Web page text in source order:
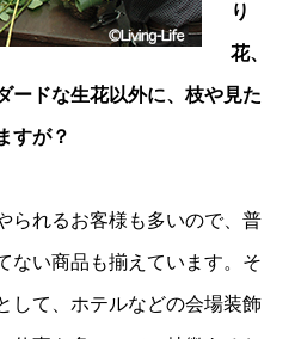
り
花、
ードな生花以外に、枝や見た
すが？
れるお客様も多いので、普
ない商品も揃えています。そ
して、ホテルなどの会場装飾